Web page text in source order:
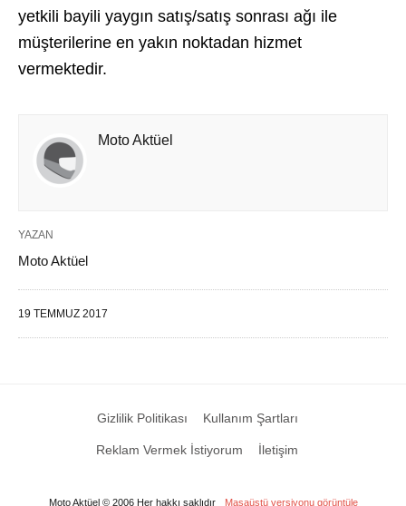
yetkili bayili yaygın satış/satış sonrası ağı ile
müşterilerine en yakın noktadan hizmet
vermektedir.
Moto Aktüel
YAZAN
Moto Aktüel
19 TEMMUZ 2017
Gizlilik Politikası Kullanım Şartları
Reklam Vermek İstiyorum İletişim
Moto Aktüel © 2006 Her hakkı saklıdır Masaüstü versiyonu görüntüle